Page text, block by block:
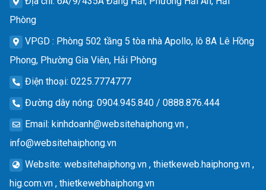
Phòng
VPGD : Phòng 502 tầng 5 tòa nhà Apollo, lô 8A Lê Hồng
Phong, Phường Gia Viên, Hải Phòng
Điện thoại: 0225.7774777
Đường dây nóng: 0904.945.840 / 0888.876.444
Email: kinhdoanh@websitehaiphong.vn ,
info@websitehaiphong.vn
Website: websitehaiphong.vn , thietkeweb.haiphong.vn ,
hig.com.vn , thietkewebhaiphong.vn